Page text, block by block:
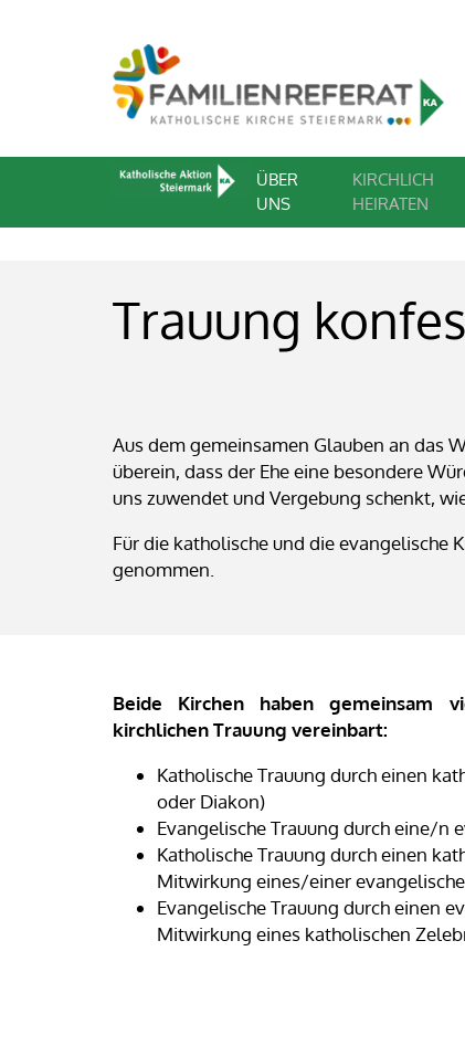
ÜBER
UNS
KIRCHLICH
HEIRATEN
Trauung
Aus dem gemeinsamen Glauben an das
überein, dass der Ehe eine besondere
uns zuwendet und Vergebung schenkt,
Für die katholische und die evangelische
genommen.
Beide Kirchen haben gemeinsam
kirchlichen Trauung vereinbart:
Katholische Trauung durch einen
oder Diakon)
Evangelische Trauung durch eine/n
Katholische Trauung durch einen
Mitwirkung eines/einer
Evangelische Trauung durch einen
Mitwirkung eines katholischen